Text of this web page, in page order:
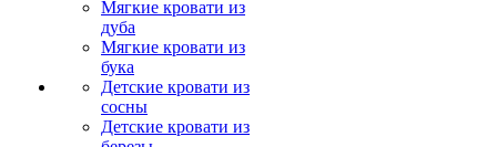
Мягкие кровати из
дуба
Мягкие кровати из
бука
Детские кровати из
сосны
Детские кровати из